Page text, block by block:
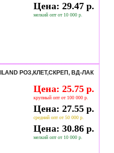
Цена: 29.47 р.
мелкий опт от 10 000 р.
РОЗ,КЛЕТ,СКРЕП, ВД-ЛАК
Цена: 25.75 р.
крупный опт от 100 000 р.
Цена: 27.55 р.
средний опт от 50 000 р.
Цена: 30.86 р.
мелкий опт от 10 000 р.